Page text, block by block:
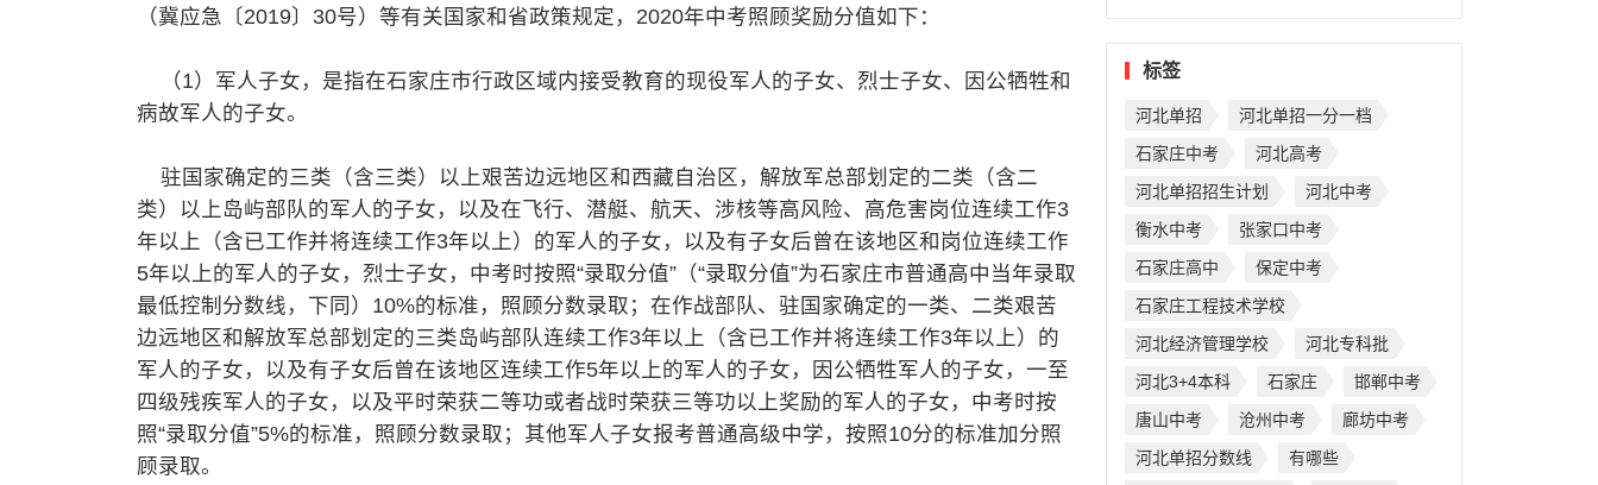
（冀应急〔2019〕30号）等有关国家和省政策规定，2020年中考照顾奖励分值如下：
（1）军人子女，是指在石家庄市行政区域内接受教育的现役军人的子女、烈士子女、因公牺牲和
病故军人的子女。
驻国家确定的三类（含三类）以上艰苦边远地区和西藏自治区，解放军总部划定的二类（含二
类）以上岛屿部队的军人的子女，以及在飞行、潜艇、航天、涉核等高风险、高危害岗位连续工作3
年以上（含已工作并将连续工作3年以上）的军人的子女，以及有子女后曾在该地区和岗位连续工作
5年以上的军人的子女，烈士子女，中考时按照“录取分值”（“录取分值”为石家庄市普通高中当年录取
最低控制分数线，下同）10%的标准，照顾分数录取；在作战部队、驻国家确定的一类、二类艰苦
边远地区和解放军总部划定的三类岛屿部队连续工作3年以上（含已工作并将连续工作3年以上）的
军人的子女，以及有子女后曾在该地区连续工作5年以上的军人的子女，因公牺牲军人的子女，一至
四级残疾军人的子女，以及平时荣获二等功或者战时荣获三等功以上奖励的军人的子女，中考时按
照“录取分值”5%的标准，照顾分数录取；其他军人子女报考普通高级中学，按照10分的标准加分照
顾录取。
标签
河北单招
河北单招一分一档
石家庄中考
河北高考
河北单招招生计划
河北中考
衡水中考
张家口中考
石家庄高中
保定中考
石家庄工程技术学校
河北经济管理学校
河北专科批
河北3+4本科
石家庄
邯郸中考
唐山中考
沧州中考
廊坊中考
河北单招分数线
有哪些